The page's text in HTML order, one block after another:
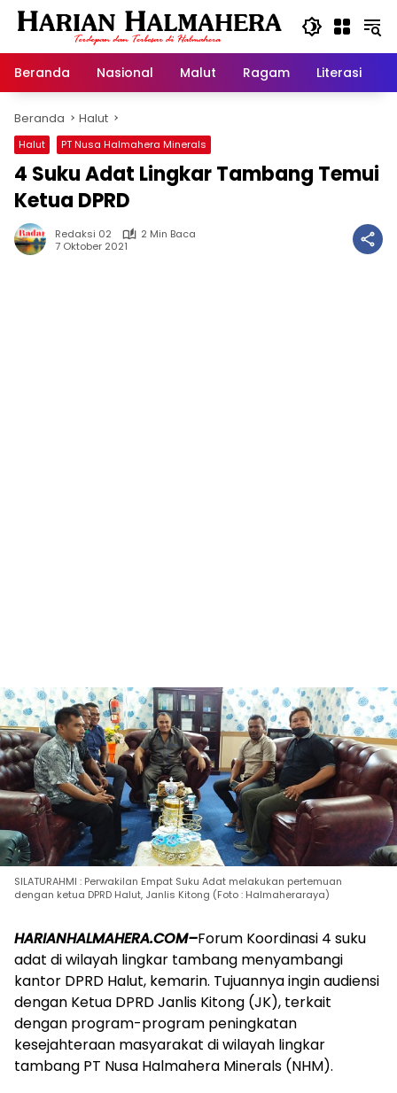
Langsung
Beranda
Nasional Malut Ragam Literasi
Beranda Halut
Halut PT Nusa Halmahera Minerals
4 Suku Adat Lingkar Tambang Temui
Ketua DPRD
Redaksi 02
2 Min Baca
7 Oktober 2021
SILATURAHMI : Perwakilan Empat Suku Adat melakukan pertemuan
dengan ketua DPRD Halut, Janlis Kitong (Foto : Halmaheraraya)
HARIANHALMAHERA.COM–Forum Koordinasi 4 suku
adat di wilayah lingkar tambang menyambangi
kantor DPRD Halut, kemarin. Tujuannya ingin audiensi
dengan Ketua DPRD Janlis Kitong (JK), terkait
dengan program-program peningkatan
kesejahteraan masyarakat di wilayah lingkar
tambang PT Nusa Halmahera Minerals (NHM).